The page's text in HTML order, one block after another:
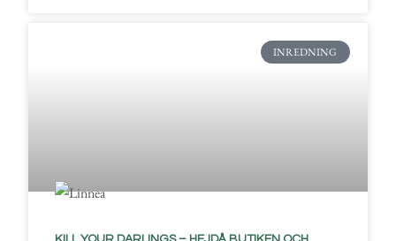
INREDNING